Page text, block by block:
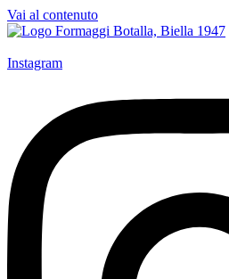
Vai al contenuto
Instagram